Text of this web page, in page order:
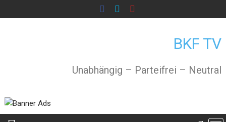
to
BKF TV
Unabhängig – Parteifrei – Neutral